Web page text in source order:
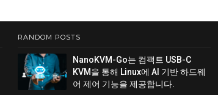
RANDOM POSTS
NanoKVM-Go는 컴팩트 USB-C
KVM을 통해 Linux에 AI 기반 하드웨
어 제어 기능을 제공합니다.